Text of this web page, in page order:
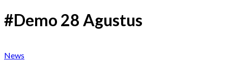
#Demo 28 Agustus
News